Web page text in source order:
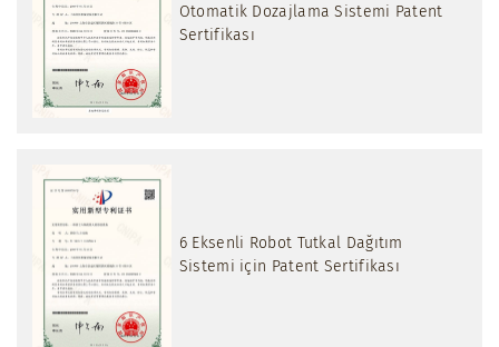
Otomatik Dozajlama Sistemi Patent
Sertifikası
6 Eksenli Robot Tutkal Dağıtım
Sistemi için Patent Sertifikası